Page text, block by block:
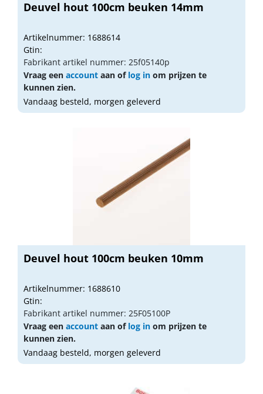
Deuvel hout 100cm beuken 14mm
Artikelnummer: 1688614
Gtin:
Fabrikant artikel nummer: 25f05140p
Vraag een account aan of log in om prijzen te
kunnen zien.
Vandaag besteld, morgen geleverd
Deuvel hout 100cm beuken 10mm
Artikelnummer: 1688610
Gtin:
Fabrikant artikel nummer: 25F05100P
Vraag een account aan of log in om prijzen te
kunnen zien.
Vandaag besteld, morgen geleverd